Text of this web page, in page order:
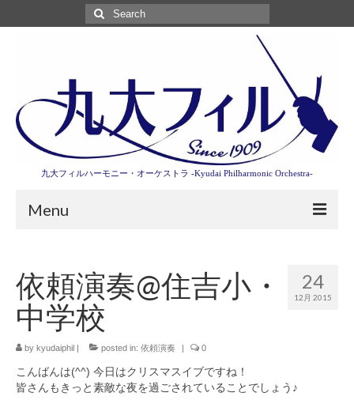
Search
for:
九大フィルハーモニー・オーケストラ -Kyudai Philharmonic Orchestra-
Menu
演奏会情報
卒業記念演奏会2027
九大フィルとは
九大フィルの歴史
24
12月 2015
依頼演奏@住吉小・
中学校
by kyudaiphil posted in: 依頼演奏 0
こんばんは(^^) 今日はクリスマスイブですね！
皆さんもきっと素敵な夜を過ごされていることでしょう♪